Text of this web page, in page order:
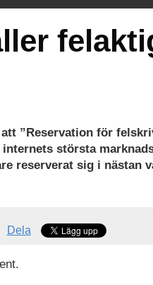
”Reservation för
största
reserverat sig i nästan
Dela